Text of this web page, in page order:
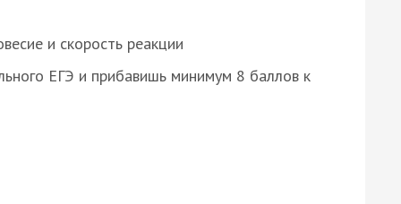
и скорость реакции
ЕГЭ и прибавишь минимум 8 баллов к